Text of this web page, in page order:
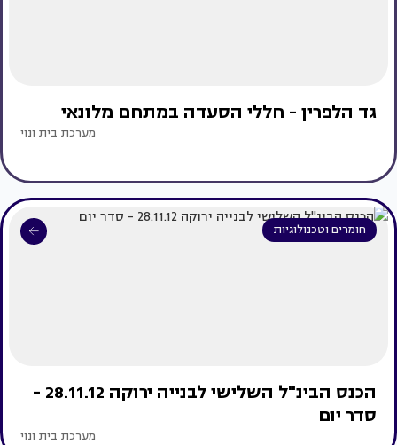
גד הלפרין - חללי הסעדה במתחם מלונאי
מערכת בית ונוי
חומרים וטכנולוגיות
הכנס הבינ"ל השלישי לבנייה ירוקה 28.11.12 -
סדר יום
מערכת בית ונוי